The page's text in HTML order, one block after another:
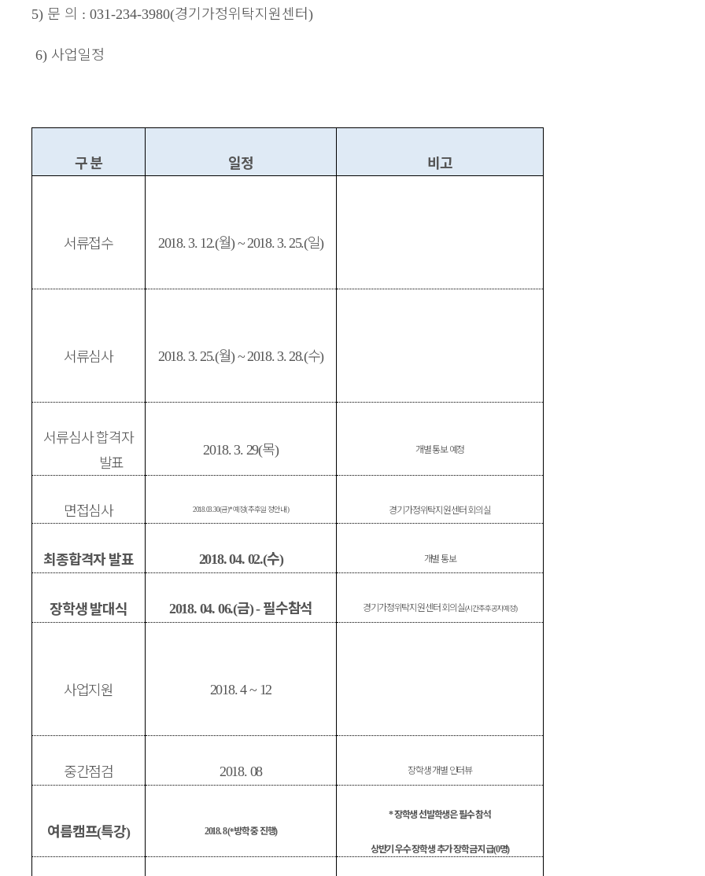
5) 문 의 : 031-234-3980(경기가정위탁지원센터)
6) 사업일정
구 분 일정 비고
서류접수 2018. 3. 12.(월) ~ 2018. 3. 25.(일)
서류심사 2018. 3. 25.(월) ~ 2018. 3. 28.(수)
서류심사 합격자
발표
2018. 3. 29(목) 개별 통보 예정
면접심사 2018. 03. 30 (금)*예정(추후일정안내) 경기가정위탁지원센터 회의실
최종합격자 발표 2018. 04. 02.(수) 개별 통보
장학생 발대식 2018. 04. 06.(금) - 필수참석 경기가정위탁지원센터 회의실(시간추후공지예정)
사업지원 2018. 4 ~ 12
중간점검 2018. 08 장학생 개별 인터뷰
여름캠프(특강) 2018. 8(*방학 중 진행)
*장학생 선발학생은 필수 참석
상반기 우수 장학생 추가 장학금 지급(0명)